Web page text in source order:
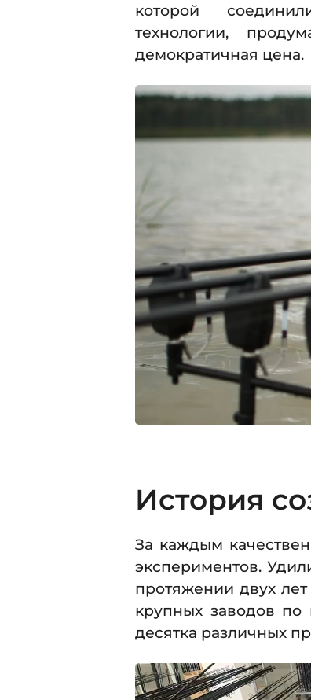
которой
технологии,
демократичная цена.
История
За каждым
экспериментов.
протяжении двух
крупных заводов по
десятка различных